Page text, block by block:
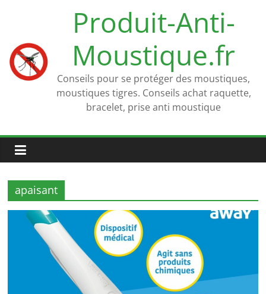
Produit-Anti-
Moustique.fr
Conseils pour se protéger des moustiques,
moustiques tigres. Conseils achat raquette,
bracelet, prise anti moustique
apaisant